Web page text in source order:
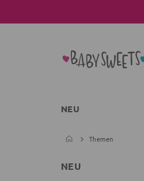
NEU
Themen
NEU